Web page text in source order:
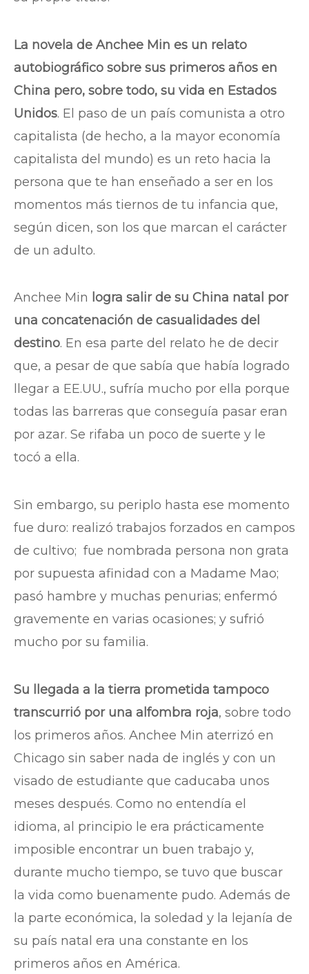
La novela de Anchee Min es un relato
autobiográfico sobre sus primeros años en
China pero, sobre todo, su vida en Estados
Unidos. El paso de un país comunista a otro
capitalista (de hecho, a la mayor economía
capitalista del mundo) es un reto hacia la
persona que te han enseñado a ser en los
momentos más tiernos de tu infancia que,
según dicen, son los que marcan el carácter
de un adulto.
Anchee Min logra salir de su China natal por
una concatenación de casualidades del
destino. En esa parte del relato he de decir
que, a pesar de que sabía que había logrado
llegar a EE.UU., sufría mucho por ella porque
todas las barreras que conseguía pasar eran
por azar. Se rifaba un poco de suerte y le
tocó a ella.
Sin embargo, su periplo hasta ese momento
fue duro: realizó trabajos forzados en campos
de cultivo; fue nombrada persona non grata
por supuesta afinidad con a Madame Mao;
pasó hambre y muchas penurias; enfermó
gravemente en varias ocasiones; y sufrió
mucho por su familia.
Su llegada a la tierra prometida tampoco
transcurrió por una alfombra roja, sobre todo
los primeros años. Anchee Min aterrizó en
Chicago sin saber nada de inglés y con un
visado de estudiante que caducaba unos
meses después. Como no entendía el
idioma, al principio le era prácticamente
imposible encontrar un buen trabajo y,
durante mucho tiempo, se tuvo que buscar
la vida como buenamente pudo. Además de
la parte económica, la soledad y la lejanía de
su país natal era una constante en los
primeros años en América.